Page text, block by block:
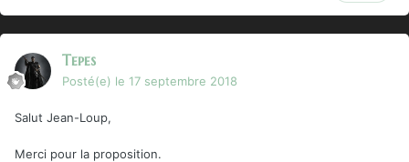
Tepes
Posté(e) le 17 septembre 2018
Salut Jean-Loup,
Merci pour la proposition.